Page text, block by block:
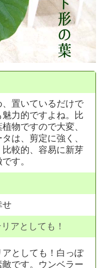
置いているだけで
力的ですよね。比
物ですので大変、
は、剪定に強く、
較的、容易に新芽
す。
せ
アとしても！
としても！白っぽ
です。ウンベラー